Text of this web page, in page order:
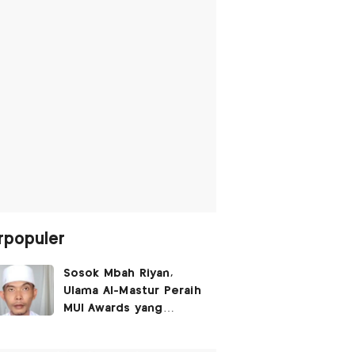
Sosok Mbah Riyan,
Ulama Al-Mastur Peraih
MUI Awards yang